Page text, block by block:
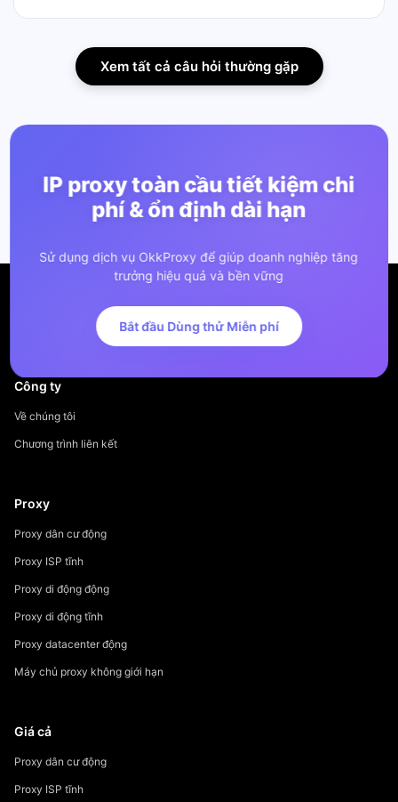
Xem tất cả câu hỏi thường gặp
IP proxy toàn cầu tiết kiệm chi
phí & ổn định dài hạn
Sử dụng dịch vụ OkkProxy để giúp doanh nghiệp tăng
trưởng hiệu quả và bền vững
Bắt đầu Dùng thử Miễn phí
Công ty
Về chúng tôi
Chương trình liên kết
Proxy
Proxy dân cư động
Proxy ISP tĩnh
Proxy di động động
Proxy di động tĩnh
Proxy datacenter động
Máy chủ proxy không giới hạn
Giá cả
Proxy dân cư động
Proxy ISP tĩnh